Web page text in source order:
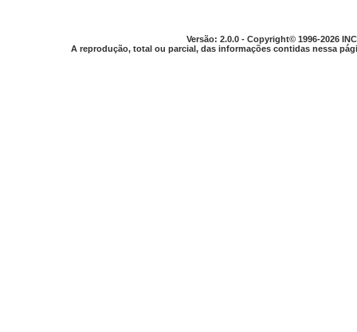
Versão: 2.0.0 - Copyright© 1996-2026
A reprodução, total ou parcial, das informações contidas nessa